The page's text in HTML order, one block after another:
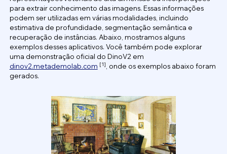
para extrair conhecimento das imagens. Essas informações
podem ser utilizadas em várias modalidades, incluindo
estimativa de profundidade, segmentação semântica e
recuperação de instâncias. Abaixo, mostramos alguns
exemplos desses aplicativos. Você também pode explorar
uma demonstração oficial do DinoV2 em
dinov2.metademolab.com [1]
, onde os exemplos abaixo foram
gerados.